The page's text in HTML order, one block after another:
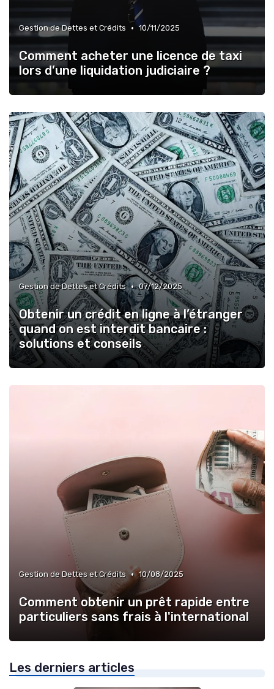
Gestion de Dettes et Crédits • 10/11/2025
Comment acheter une licence de taxi
lors d’une liquidation judiciaire ?
Gestion de Dettes et Crédits • 07/12/2025
Obtenir un crédit en ligne à l’étranger
quand on est interdit bancaire :
solutions et conseils
Gestion de Dettes et Crédits • 10/08/2025
Comment obtenir un prêt rapide entre
particuliers sans frais à l'international
Les derniers articles